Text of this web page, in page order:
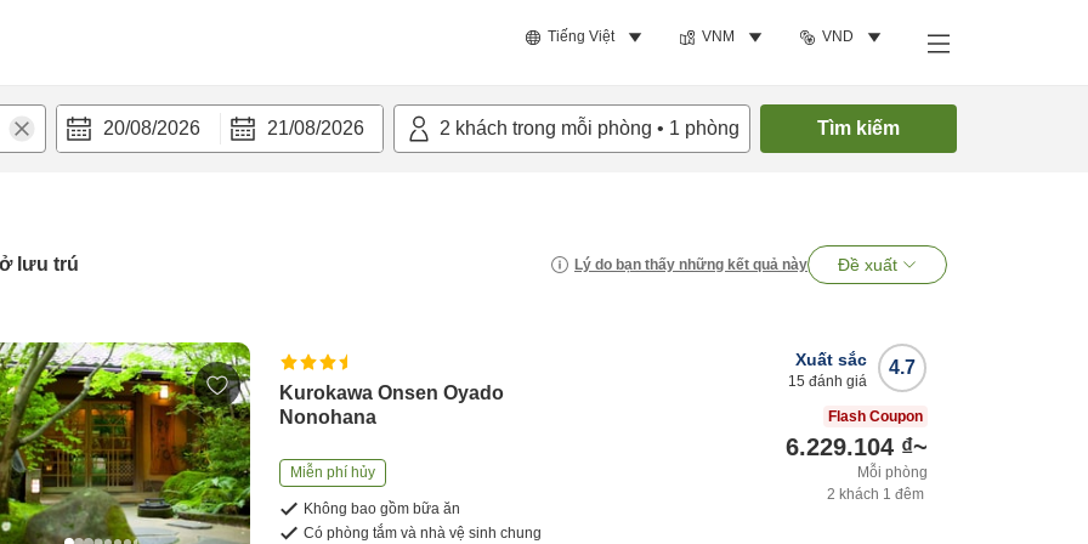
Tiếng Việt VNM VND
20/08/2026 21/08/2026 2 khách trong mỗi phòng • 1 phòng Tìm kiếm
lưu trú Lý do bạn thấy những kết quả này Đề xuất
Kurokawa Onsen Oyado
Nonohana
Miễn phí hủy
Không bao gồm bữa ăn
Có phòng tắm và nhà vệ sinh chung
4.7
Xuất sắc
15 đánh giá
Flash Coupon
6.229.104 ₫~
Mỗi phòng
2 khách 1 đêm